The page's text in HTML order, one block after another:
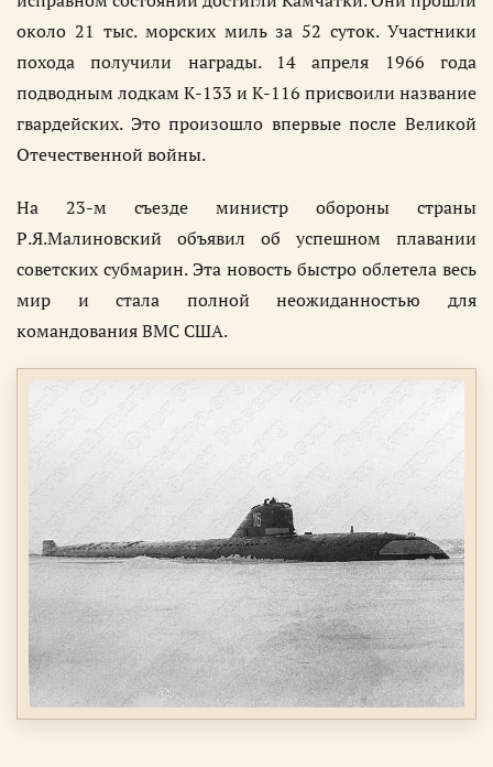
около 21 тыс. морских миль за 52 суток. Участники
похода получили награды. 14 апреля 1966 года
подводным лодкам К-133 и К-116 присвоили название
гвардейских. Это произошло впервые после Великой
Отечественной войны.
На 23-м съезде министр обороны страны
Р.Я.Малиновский объявил об успешном плавании
советских субмарин. Эта новость быстро облетела весь
мир и стала полной неожиданностью для
командования ВМС США.